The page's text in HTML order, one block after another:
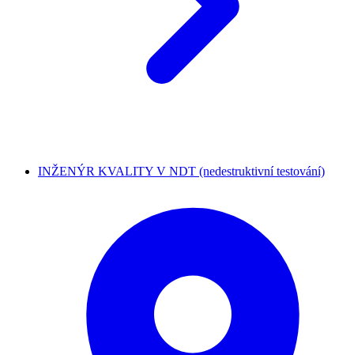
INŽENÝR KVALITY V NDT (nedestruktivní testování)